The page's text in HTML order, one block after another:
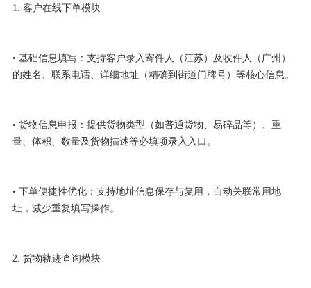
1. 客户在线下单模块
• 基础信息填写：支持客户录入寄件人（江苏）及收件人（广州）
的姓名、联系电话、详细地址（精确到街道门牌号）等核心信息。
• 货物信息申报：提供货物类型（如普通货物、易碎品等）、重
量、体积、数量及货物描述等必填项录入入口。
• 下单便捷性优化：支持地址信息保存与复用，自动关联常用地
址，减少重复填写操作。
2. 货物轨迹查询模块